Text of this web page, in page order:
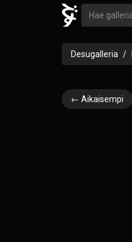
Desugalleria
← Aikaisempi